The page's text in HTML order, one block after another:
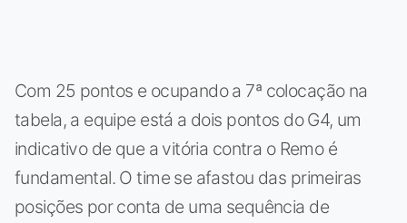
Com 25 pontos e ocupando a 7ª colocação na
tabela, a equipe está a dois pontos do G4, um
indicativo de que a vitória contra o Remo é
fundamental. O time se afastou das primeiras
posições por conta de uma sequência de